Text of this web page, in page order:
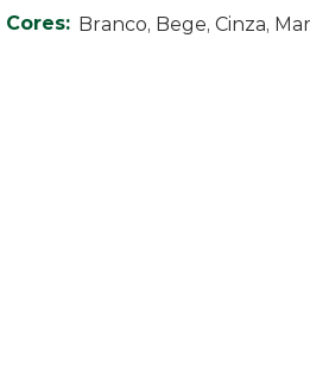
Cores: Branco, Bege, Cinza,